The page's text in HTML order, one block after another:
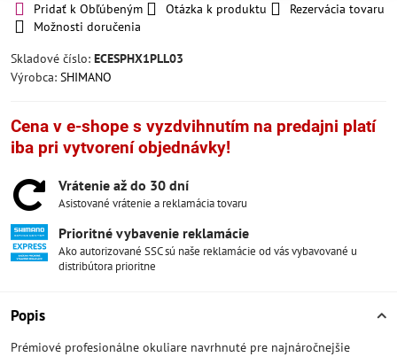
Pridať k Obľúbeným Otázka k produktu
Rezervácia tovaru
Možnosti doručenia
Skladové číslo: ECESPHX1PLL03
Výrobca: SHIMANO
Cena v e-shope s vyzdvihnutím na predajni platí
iba pri vytvorení objednávky!
Vrátenie až do 30 dní
Asistované vrátenie a reklamácia tovaru
Prioritné vybavenie reklamácie
Ako autorizované SSC sú naše reklamácie od vás vybavované u
distribútora prioritne
Popis
Prémiové profesionálne okuliare navrhnuté pre najnáročnejšie